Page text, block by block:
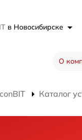
в Новосибирске
О
Каталог